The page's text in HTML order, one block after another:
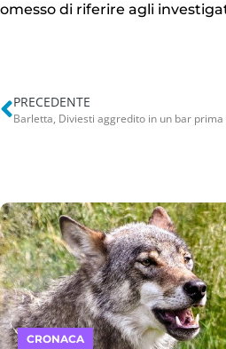
omesso di riferire agli
PRECEDENTE
CRONACA